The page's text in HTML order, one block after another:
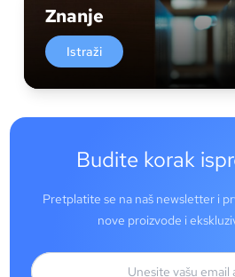
Znanje
Istraži
Budite korak
Pretplatite se na naš newsletter i
nove proizvode i